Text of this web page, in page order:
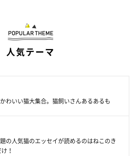
人気テーマ
わいい猫大集合。猫飼いさんあるあるも
の人気猫のエッセイが読めるのはねこのき
！